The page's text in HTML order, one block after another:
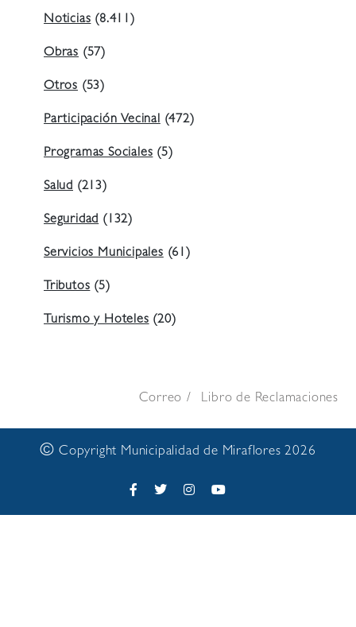
Noticias (8.411)
Obras (57)
Otros (53)
Participación Vecinal (472)
Programas Sociales (5)
Salud (213)
Seguridad (132)
Servicios Municipales (61)
Tributos (5)
Turismo y Hoteles (20)
Correo Libro de Reclamaciones
© Copyright Municipalidad de Miraflores 2026